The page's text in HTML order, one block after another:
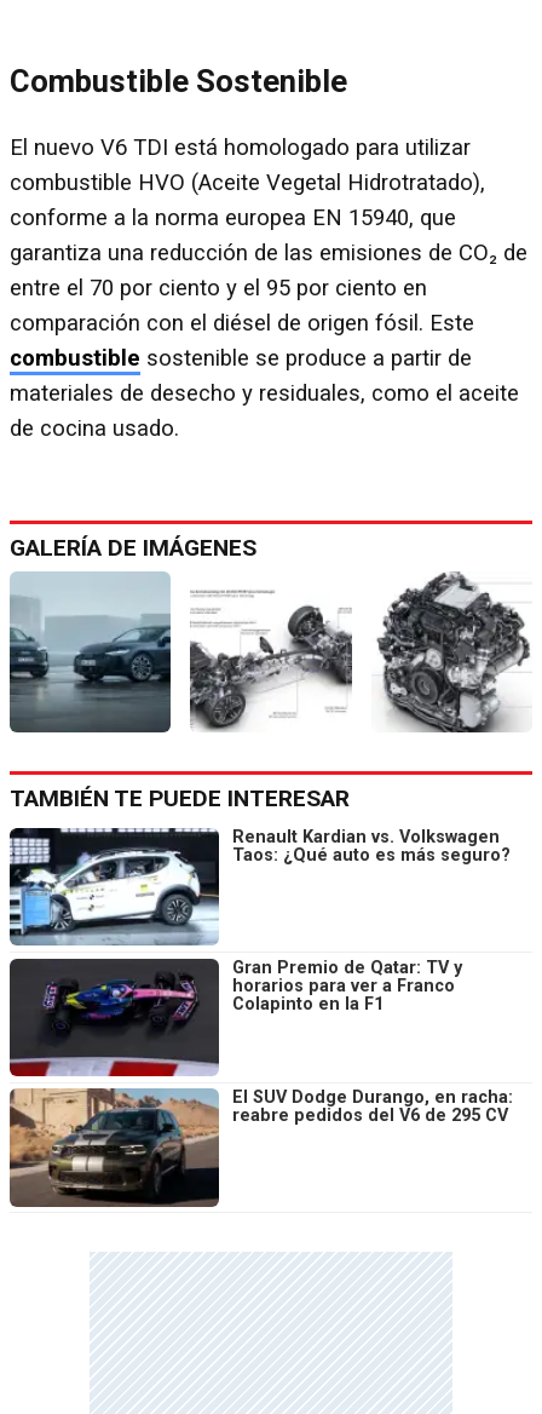
Combustible Sostenible
El nuevo V6 TDI está homologado para utilizar
combustible HVO (Aceite Vegetal Hidrotratado),
conforme a la norma europea EN 15940, que
garantiza una reducción de las emisiones de CO₂ de
entre el 70 por ciento y el 95 por ciento en
comparación con el diésel de origen fósil. Este
combustible sostenible se produce a partir de
materiales de desecho y residuales, como el aceite
de cocina usado.
GALERÍA DE IMÁGENES
TAMBIÉN TE PUEDE INTERESAR
Renault Kardian vs. Volkswagen
Taos: ¿Qué auto es más seguro?
Gran Premio de Qatar: TV y
horarios para ver a Franco
Colapinto en la F1
El SUV Dodge Durango, en racha:
reabre pedidos del V6 de 295 CV